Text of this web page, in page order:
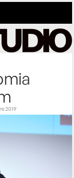
2019